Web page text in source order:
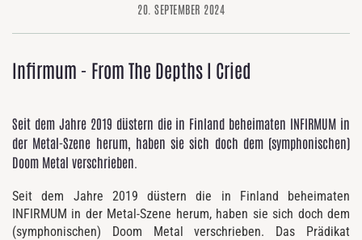
20. SEPTEMBER 2024
Infirmum - From The Depths I Cried
Seit dem Jahre 2019 düstern die in Finland beheimaten INFIRMUM in
der Metal-Szene herum, haben sie sich doch dem (symphonischen)
Doom Metal verschrieben.
Seit dem Jahre 2019 düstern die in Finland beheimaten
INFIRMUM in der Metal-Szene herum, haben sie sich doch dem
(symphonischen) Doom Metal verschrieben. Das Prädikat